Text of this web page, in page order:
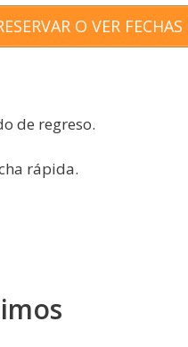
O VER
de regreso.
rápida.